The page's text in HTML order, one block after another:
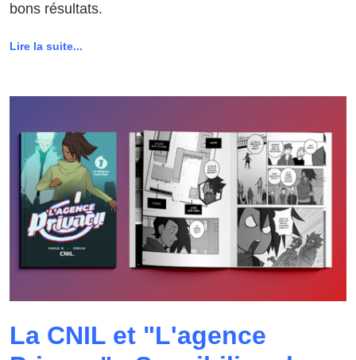
bons résultats.
Lire la suite...
La CNIL et "L'agence